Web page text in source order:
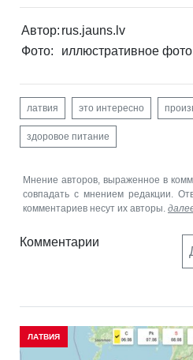
Автор: rus.jauns.lv
Фото:
иллюстративное фото
латвия это интересно
здоровое питание
Мнение авторов, выраженное в
совпадать с мнением редакции.
комментариев несут их авторы.
Комментарии
ЛАТВИЯ